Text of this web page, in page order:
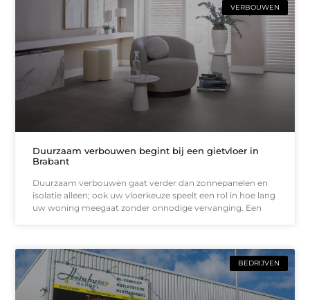
VERBOUWEN
Duurzaam verbouwen begint bij een gietvloer in
Brabant
Duurzaam verbouwen gaat verder dan zonnepanelen en
isolatie alleen; ook uw vloerkeuze speelt een rol in hoe lang
uw woning meegaat zonder onnodige vervanging. Een
BEDRIJVEN